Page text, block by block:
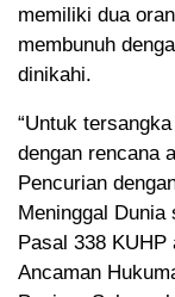
memiliki dua
membunuh
dinikahi.
“Untuk
dengan rencana
Pencurian
Meninggal Dunia
Pasal 338
Ancaman